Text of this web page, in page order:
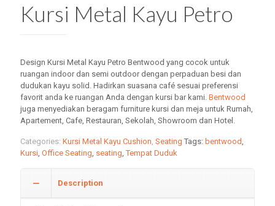
Kursi Metal Kayu Petro
Design Kursi Metal Kayu Petro Bentwood yang cocok untuk
ruangan indoor dan semi outdoor dengan perpaduan besi dan
dudukan kayu solid. Hadirkan suasana café sesuai preferensi
favorit anda ke ruangan Anda dengan kursi bar kami. Bentwood
juga menyediakan beragam furniture kursi dan meja untuk Rumah,
Apartement, Cafe, Restauran, Sekolah, Showroom dan Hotel.
Categories: Kursi Metal Kayu Cushion, Seating Tags: bentwood,
Kursi, Office Seating, seating,Tempat Duduk
Description